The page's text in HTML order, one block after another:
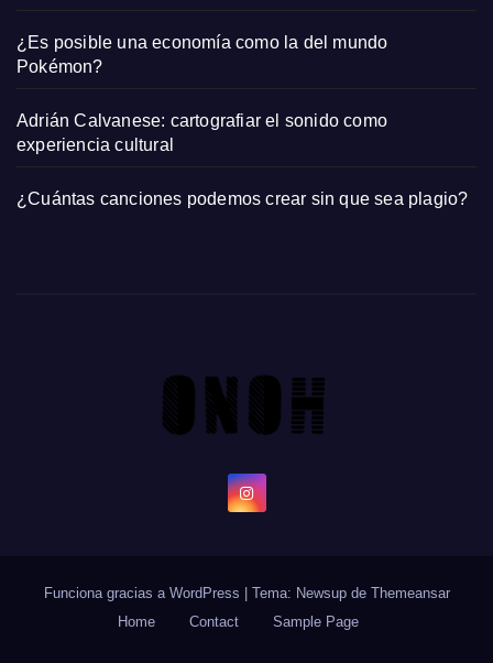
¿Es posible una economía como la del mundo
Pokémon?
Adrián Calvanese: cartografiar el sonido como
experiencia cultural
¿Cuántas canciones podemos crear sin que sea plagio?
Funciona gracias a WordPress | Tema: Newsup de Themeansar
Home
Contact Sample Page